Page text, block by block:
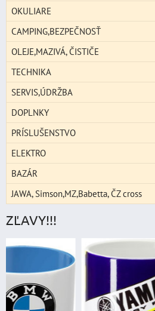
OKULIARE
CAMPING,BEZPEČNOSŤ
OLEJE,MAZIVÁ, ČISTIČE
TECHNIKA
SERVIS,ÚDRŽBA
DOPLNKY
PRÍSLUŠENSTVO
ELEKTRO
BAZÁR
JAWA, Simson,MZ,Babetta, ČZ cross
ZĽAVY!!!